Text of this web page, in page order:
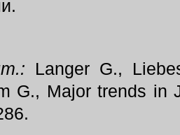
Langer G.,
G., Major trends in